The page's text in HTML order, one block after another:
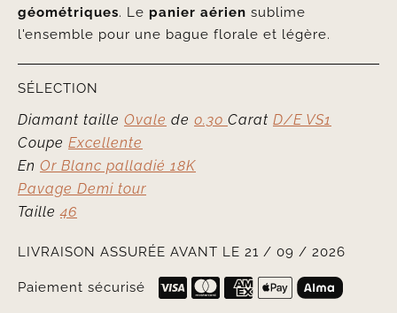
géométriques. Le panier aérien sublime
l'ensemble pour une bague florale et légère.
SÉLECTION
Diamant taille Ovale de 0.30 Carat D/E VS1
Coupe Excellente
En Or Blanc palladié 18K
Pavage Demi tour
Taille46
LIVRAISON ASSURÉE AVANT LE 21 / 09 / 2026
Paiement sécurisé